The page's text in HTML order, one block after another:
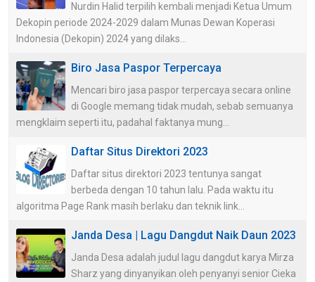
Nurdin Halid terpilih kembali menjadi Ketua Umum
Dekopin periode 2024-2029 dalam Munas Dewan Koperasi
Indonesia (Dekopin) 2024 yang dilaks...
Biro Jasa Paspor Terpercaya
Mencari biro jasa paspor terpercaya secara online
di Google memang tidak mudah, sebab semuanya
mengklaim seperti itu, padahal faktanya mung...
Daftar Situs Direktori 2023
Daftar situs direktori 2023 tentunya sangat
berbeda dengan 10 tahun lalu. Pada waktu itu
algoritma Page Rank masih berlaku dan teknik link...
Janda Desa | Lagu Dangdut Naik Daun 2023
Janda Desa adalah judul lagu dangdut karya Mirza
Sharz yang dinyanyikan oleh penyanyi senior Cieka